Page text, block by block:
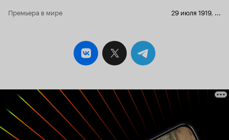
Премьера в мире
29 июля 1919, ...